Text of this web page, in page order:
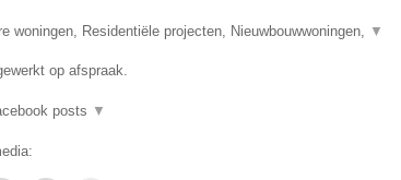
woningen, Residentiële projecten, Nieuwbouwwoningen, ▼
op afspraak.
posts ▼